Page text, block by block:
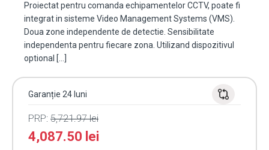
Proiectat pentru comanda echipamentelor CCTV, poate fi
integrat in sisteme Video Management Systems (VMS).
Doua zone independente de detectie. Sensibilitate
independenta pentru fiecare zona. Utilizand dispozitivul
optional […]
Garanție 24 luni
PRP: 5,721.97lei
4,087.50 lei